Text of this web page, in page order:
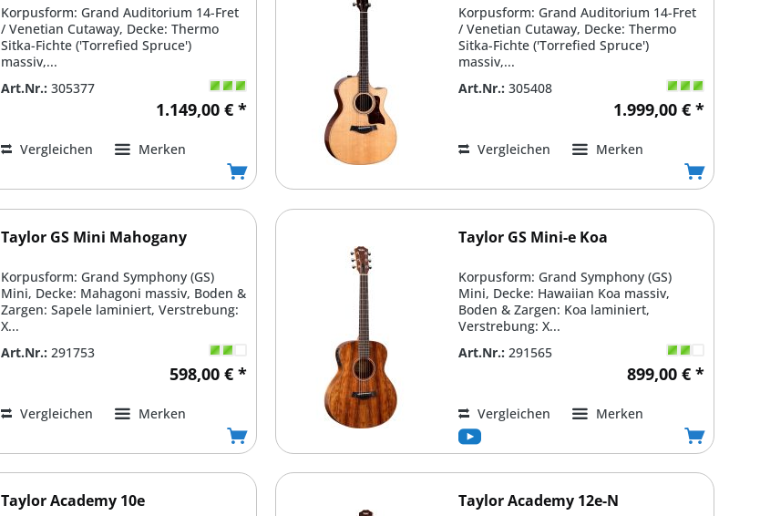
Korpusform: Grand Auditorium 14-Fret
/ Venetian Cutaway, Decke: Thermo
Sitka-Fichte ('Torrefied Spruce')
massiv,...
Art.Nr.: 305377
1.149,00 € *
Vergleichen Merken
Korpusform: Grand Auditorium 14-Fret
/ Venetian Cutaway, Decke: Thermo
Sitka-Fichte ('Torrefied Spruce')
massiv,...
Art.Nr.: 305408
1.999,00 € *
Vergleichen Merken
Taylor GS Mini Mahogany
Korpusform: Grand Symphony (GS)
Mini, Decke: Mahagoni massiv, Boden &
Zargen: Sapele laminiert, Verstrebung:
X...
Art.Nr.: 291753
598,00 € *
Vergleichen Merken
Taylor GS Mini-e Koa
Korpusform: Grand Symphony (GS)
Mini, Decke: Hawaiian Koa massiv,
Boden & Zargen: Koa laminiert,
Verstrebung: X...
Art.Nr.: 291565
899,00 € *
Vergleichen Merken
Taylor Academy 10e Taylor Academy 12e-N